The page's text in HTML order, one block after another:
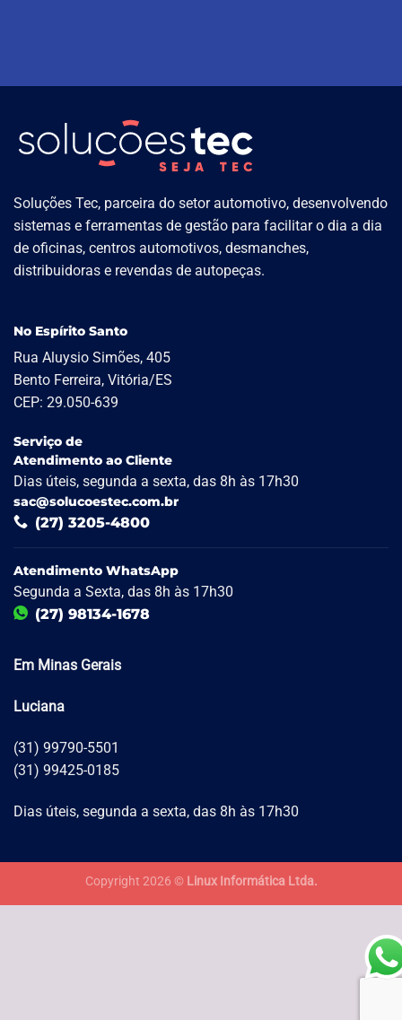
Soluções Tec, parceira do setor automotivo, desenvolvendo
sistemas e ferramentas de gestão para facilitar o dia a dia
de oficinas, centros automotivos, desmanches,
distribuidoras e revendas de autopeças.
No Espírito Santo
Rua Aluysio Simões, 405
Bento Ferreira, Vitória/ES
CEP: 29.050-639
Serviço de
Atendimento ao Cliente
Dias úteis, segunda a sexta, das 8h às 17h30
sac@solucoestec.com.br
(27) 3205-4800
Atendimento WhatsApp
Segunda a Sexta, das 8h às 17h30
(27) 98134-1678
Em Minas Gerais
Luciana
(31) 99790-5501
(31) 99425-0185
Dias úteis, segunda a sexta, das 8h às 17h30
Copyright 2026 © Linux Informática Ltda.